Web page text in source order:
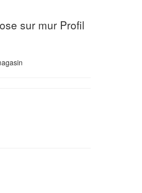
sur mur Profil